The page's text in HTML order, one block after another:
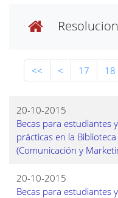
<< < 17 18
20-10-2015
Becas para estudiantes
prácticas en la
(Comunicación y
20-10-2015
Becas para estudiantes